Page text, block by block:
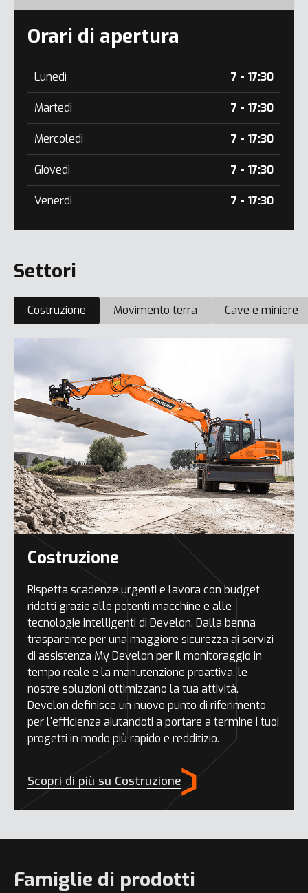
Orari di apertura
Lunedì 7 - 17:30
Martedì 7 - 17:30
Mercoledì 7 - 17:30
Giovedì 7 - 17:30
Venerdì 7 - 17:30
Settori
Costruzione Movimento terra Cave e miniere
Costruzione
Rispetta scadenze urgenti e lavora con budget
ridotti grazie alle potenti macchine e alle
tecnologie intelligenti di Develon. Dalla benna
trasparente per una maggiore sicurezza ai servizi
di assistenza My Develon per il monitoraggio in
tempo reale e la manutenzione proattiva, le
nostre soluzioni ottimizzano la tua attività.
Develon definisce un nuovo punto di riferimento
per l'efficienza aiutandoti a portare a termine i tuoi
progetti in modo più rapido e redditizio.
Scopri di più su Costruzione
Famiglie di prodotti